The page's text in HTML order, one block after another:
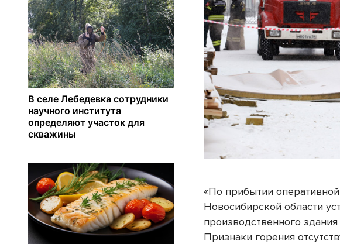
«По прибытии
Новосибирской области
производственного
Признаки горения